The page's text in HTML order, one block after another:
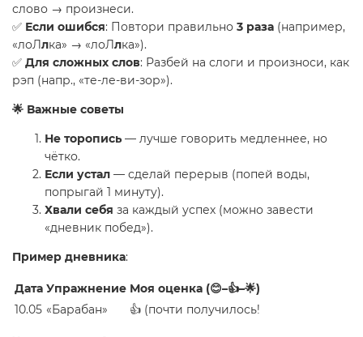
слово → произнеси.
✅ Если ошибся: Повтори правильно 3 раза (например,
«лоЛлка» → «лоЛлка»).
✅ Для сложных слов: Разбей на слоги и произноси, как
рэп (напр., «те-ле-ви-зор»).
🌟 Важные советы
Не торопись — лучше говорить медленнее, но
чётко.
Если устал — сделай перерыв (попей воды,
попрыгай 1 минуту).
Хвали себя за каждый успех (можно завести
«дневник побед»).
Пример дневника:
Дата Упражнение Моя оценка (😊–👍–🌟)
10.05 «Барабан» 👍 (почти получилось!